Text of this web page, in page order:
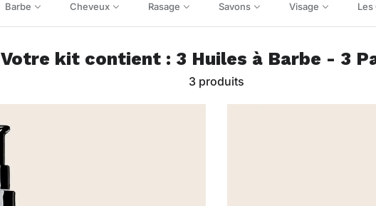
Barbe Cheveux Rasage Savons Visage
Votre kit contient : 3 Huiles à Barbe - 3
3 produits